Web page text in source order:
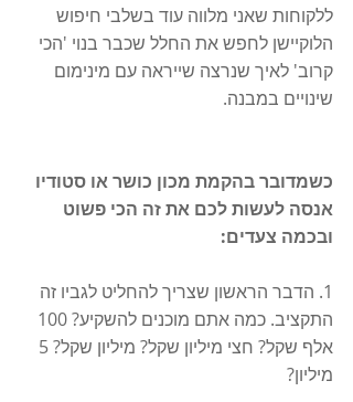
ללקוחות שאני מלווה עוד בשלבי חיפוש
הלוקיישן לחפש את החלל שכבר בנוי 'הכי
קרוב' לאיך שנרצה שייראה עם מינימום
שינויים במבנה.
כשמדובר בהקמת מכון כושר או סטודיו
אנסה לעשות לכם את זה הכי פשוט
ובכמה צעדים:
1. הדבר הראשון שצריך להחליט לגביו זה
מיליון?